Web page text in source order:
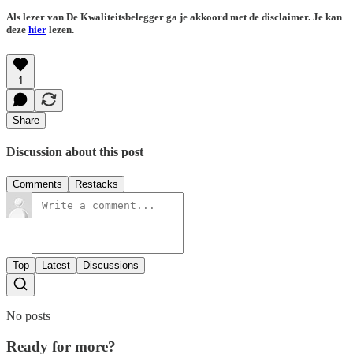
Als lezer van De Kwaliteitsbelegger ga je akkoord met de disclaimer. Je kan
deze hier lezen.
1
Share
Discussion about this post
Comments Restacks
Top Latest Discussions
No posts
Ready for more?